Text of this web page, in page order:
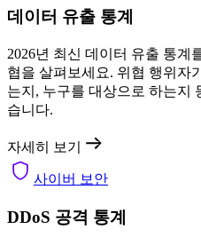
데이터 유출 통계
2026년 최신 데이터 유출 통계
협을 살펴보세요. 위협 행위자
는지, 누구를 대상으로 하는지
습니다.
자세히 보기
사이버 보안
DDoS 공격 통계